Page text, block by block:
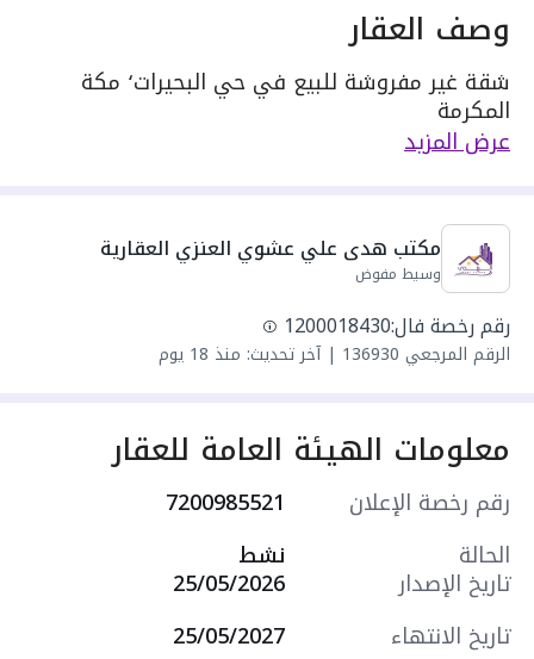
وصف العقار
شقة غير مفروشة للبيع في حي البحيرات٬ مكة
المكرمة
مسطحات البناء 258 متر مربع
يحدها 1 شارع:
مجلس
واصل كهرباء
واصل مياه
سنة البناء: 2026
مميزات العقار:
- حديقة
- مركز صحي
- مركز تجاري
- حديقة
- شرفة
- مستودع
- غرفة ملابس
- غرفة سائق
عرض المزيد
مكتب هدى علي عشوي العنزي العقارية
وسيط مفوض
رقم رخصة فال:1200018430
الرقم المرجعي 136930
|آخر تحديث: منذ 18 يوم
معلومات الهيئة العامة للعقار
رقم رخصة الإعلان
7200985521
الحالة
نشط
تاريخ الإصدار
25/05/2026
تاريخ الانتهاء
25/05/2027